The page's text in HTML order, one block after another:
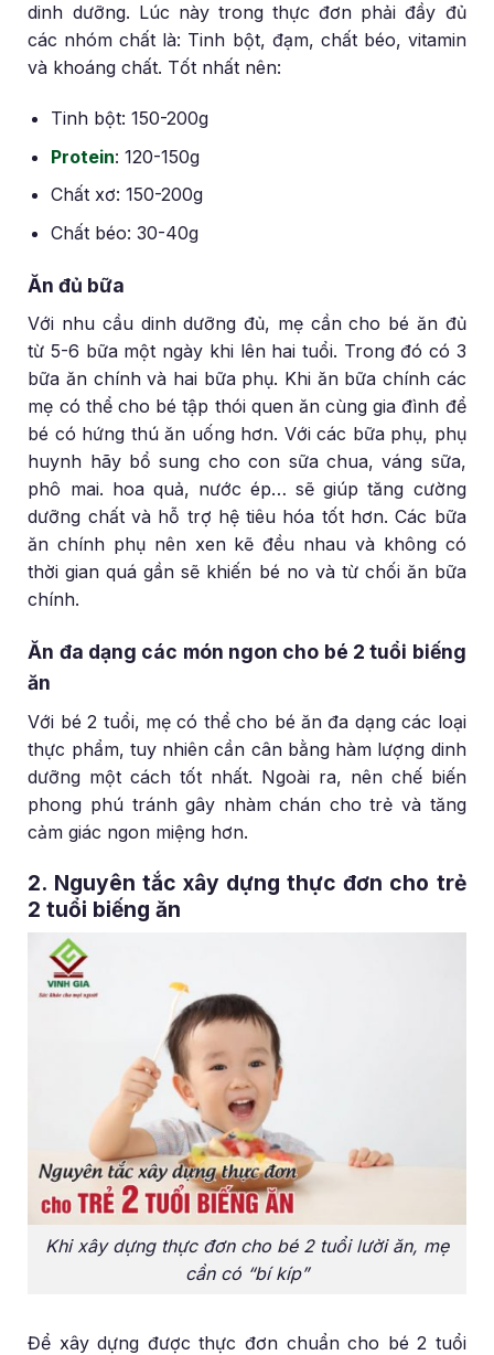
dinh dưỡng. Lúc này trong thực đơn phải đầy đủ
các nhóm chất là: Tinh bột, đạm, chất béo, vitamin
và khoáng chất. Tốt nhất nên:
Tinh bột: 150-200g
Protein: 120-150g
Chất xơ: 150-200g
Chất béo: 30-40g
Ăn đủ bữa
Với nhu cầu dinh dưỡng đủ, mẹ cần cho bé ăn đủ
từ 5-6 bữa một ngày khi lên hai tuổi. Trong đó có 3
bữa ăn chính và hai bữa phụ. Khi ăn bữa chính các
mẹ có thể cho bé tập thói quen ăn cùng gia đình để
bé có hứng thú ăn uống hơn. Với các bữa phụ, phụ
huynh hãy bổ sung cho con sữa chua, váng sữa,
phô mai. hoa quả, nước ép… sẽ giúp tăng cường
dưỡng chất và hỗ trợ hệ tiêu hóa tốt hơn. Các bữa
ăn chính phụ nên xen kẽ đều nhau và không có
thời gian quá gần sẽ khiến bé no và từ chối ăn bữa
chính.
Ăn đa dạng các món ngon cho bé 2 tuổi biếng
ăn
Với bé 2 tuổi, mẹ có thể cho bé ăn đa dạng các loại
thực phẩm, tuy nhiên cần cân bằng hàm lượng dinh
dưỡng một cách tốt nhất. Ngoài ra, nên chế biến
phong phú tránh gây nhàm chán cho trẻ và tăng
cảm giác ngon miệng hơn.
2. Nguyên tắc xây dựng thực đơn cho trẻ
2 tuổi biếng ăn
Khi xây dựng thực đơn cho bé 2 tuổi lười ăn, mẹ
cần có “bí kíp”
Để xây dựng được thực đơn chuẩn cho bé 2 tuổi